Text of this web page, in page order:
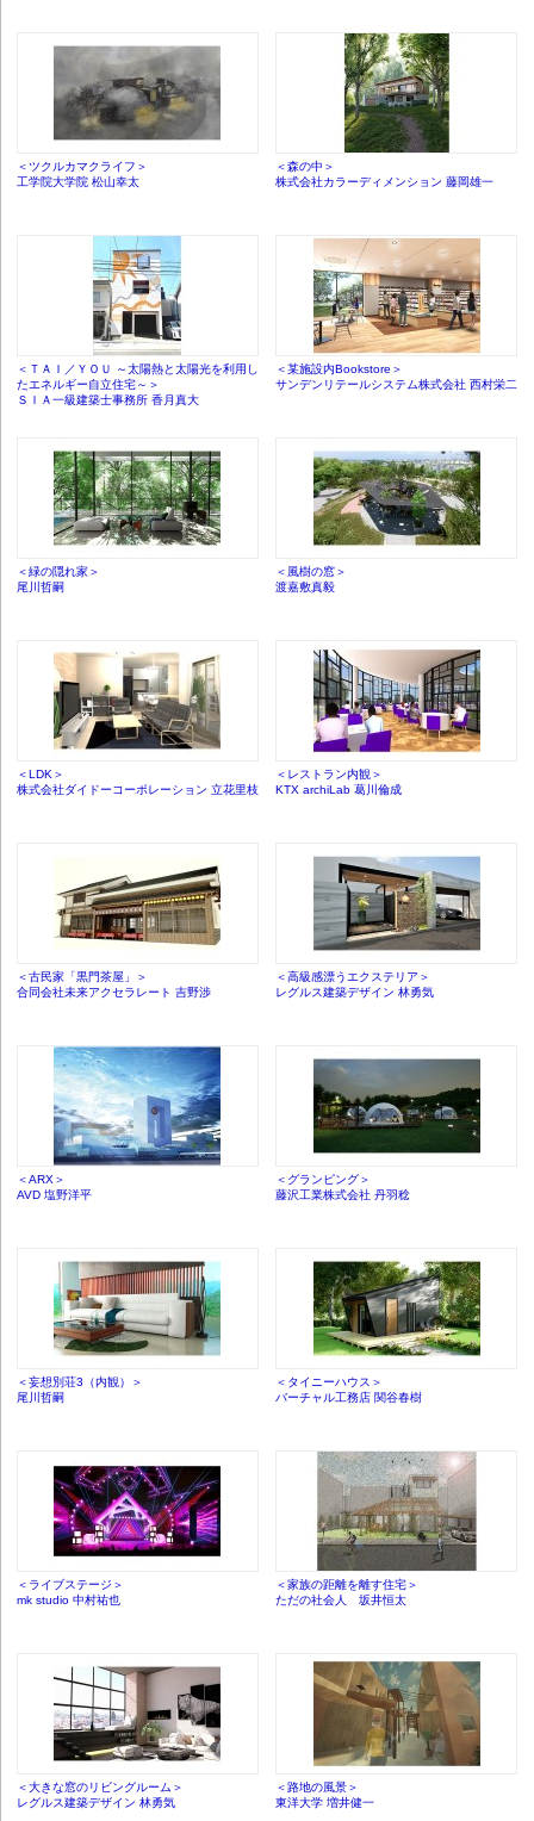
＜ツクルカマクライフ＞
工学院大学院 松山幸太
＜森の中＞
株式会社カラーディメンション 藤岡雄一
＜ＴＡＩ／ＹＯＵ ～太陽熱と太陽光を利用し
たエネルギー自立住宅～＞
ＳＩＡ一級建築士事務所 香月真大
＜某施設内Bookstore＞
サンデンリテールシステム株式会社 西村栄二
＜緑の隠れ家＞
尾川哲嗣
＜風樹の窓＞
渡嘉敷真毅
＜LDK＞
株式会社ダイドーコーポレーション 立花里枝
＜レストラン内観＞
KTX archiLab 葛川倫成
＜古民家「黒門茶屋」＞
合同会社未来アクセラレート 吉野渉
＜高級感漂うエクステリア＞
レグルス建築デザイン 林勇気
＜ARX＞
AVD 塩野洋平
＜グランピング＞
藤沢工業株式会社 丹羽稔
＜妄想別荘3（内観）＞
尾川哲嗣
＜タイニーハウス＞
バーチャル工務店 関谷春樹
＜ライブステージ＞
mk studio 中村祐也
＜家族の距離を離す住宅＞
ただの社会人 坂井恒太
＜大きな窓のリビングルーム＞
レグルス建築デザイン 林勇気
＜路地の風景＞
東洋大学 増井健一